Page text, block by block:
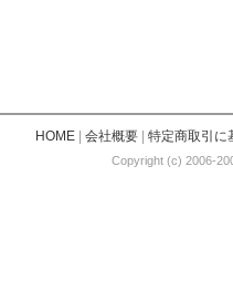
HOME| 会社概要| 特定商取引に
Copyright (c) 2006-